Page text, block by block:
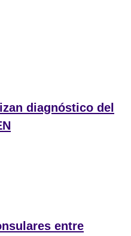
diagnóstico del
entre